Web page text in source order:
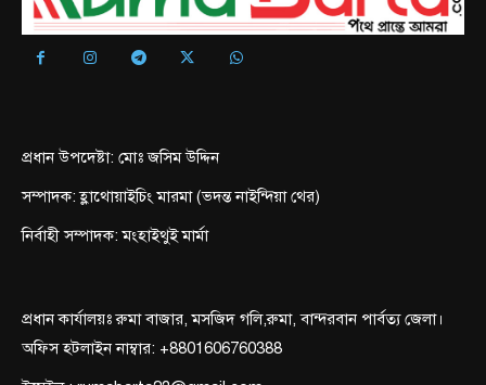
প্রধান উপদেষ্টা: মোঃ জসিম উদ্দিন
সম্পাদক: হ্লাথোয়াইচিং মারমা (ভদন্ত নাইন্দিয়া থের)
নির্বাহী সম্পাদক: মংহাইথুই মার্মা
প্রধান কার্যালয়ঃ রুমা বাজার, মসজিদ গলি,রুমা, বান্দরবান পার্বত্য জেলা।
অফিস হটলাইন নাম্বার: +8801606760388